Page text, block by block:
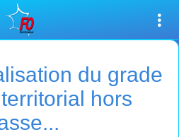
du grade
hors